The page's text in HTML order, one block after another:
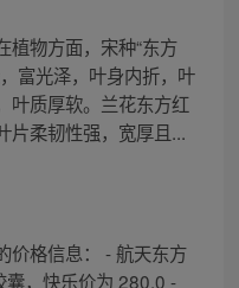
植物方面，宋种“东方
富光泽，叶身内折，叶
叶质厚软。兰花东方红
片柔韧性强，宽厚且...
价格信息： - 航天东方
，快乐价为 280.0 -